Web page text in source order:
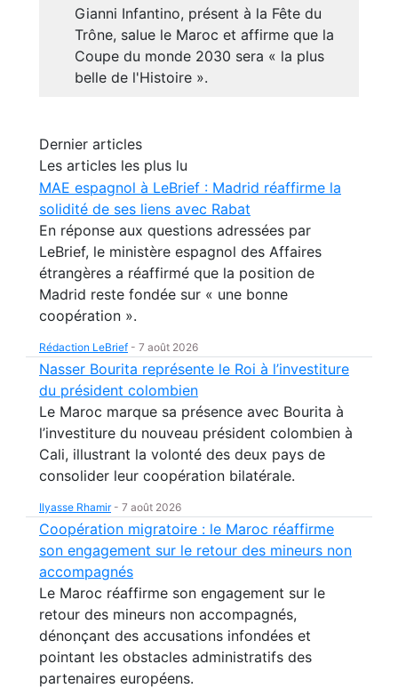
Gianni Infantino, présent à la Fête du
Trône, salue le Maroc et affirme que la
Coupe du monde 2030 sera « la plus
belle de l'Histoire ».
Dernier articles
Les articles les plus lu
MAE espagnol à LeBrief : Madrid réaffirme la
solidité de ses liens avec Rabat
En réponse aux questions adressées par
LeBrief, le ministère espagnol des Affaires
étrangères a réaffirmé que la position de
Madrid reste fondée sur « une bonne
coopération ».
Rédaction LeBrief - 7 août 2026
Nasser Bourita représente le Roi à l’investiture
du président colombien
Le Maroc marque sa présence avec Bourita à
l’investiture du nouveau président colombien à
Cali, illustrant la volonté des deux pays de
consolider leur coopération bilatérale.
Ilyasse Rhamir- 7 août 2026
Coopération migratoire : le Maroc réaffirme
son engagement sur le retour des mineurs non
accompagnés
Le Maroc réaffirme son engagement sur le
retour des mineurs non accompagnés,
dénonçant des accusations infondées et
pointant les obstacles administratifs des
partenaires européens.